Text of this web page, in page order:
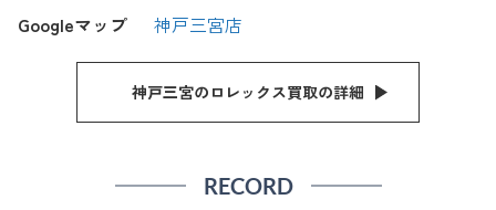
Googleマップ
神戸三宮店
神戸三宮のロレックス買取の詳細
RECORD